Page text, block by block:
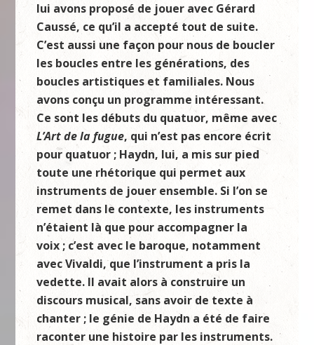
lui avons proposé de jouer avec Gérard
Caussé, ce qu’il a accepté tout de suite.
C’est aussi une façon pour nous de boucler
les boucles entre les générations, des
boucles artistiques et familiales. Nous
avons conçu un programme intéressant.
Ce sont les débuts du quatuor, même avec
L’Art de la fugue, qui n’est pas encore écrit
pour quatuor ; Haydn, lui, a mis sur pied
toute une rhétorique qui permet aux
instruments de jouer ensemble. Si l’on se
remet dans le contexte, les instruments
n’étaient là que pour accompagner la
voix ; c’est avec le baroque, notamment
avec Vivaldi, que l’instrument a pris la
vedette. Il avait alors à construire un
discours musical, sans avoir de texte à
chanter ; le génie de Haydn a été de faire
raconter une histoire par les instruments.